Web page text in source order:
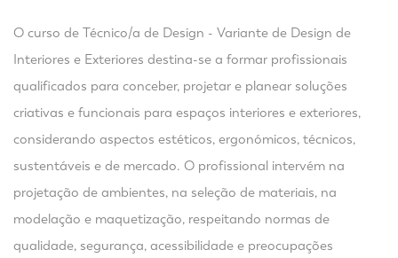
O curso de Técnico/a de Design - Variante de Design de
Interiores e Exteriores destina-se a formar profissionais
qualificados para conceber, projetar e planear soluções
criativas e funcionais para espaços interiores e exteriores,
considerando aspectos estéticos, ergonómicos, técnicos,
sustentáveis e de mercado. O profissional intervém na
projetação de ambientes, na seleção de materiais, na
modelação e maquetização, respeitando normas de
qualidade, segurança, acessibilidade e preocupações